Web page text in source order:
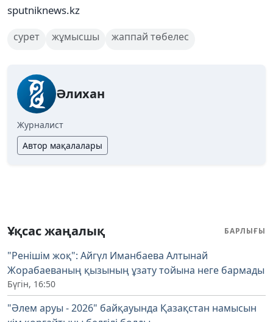
sputniknews.kz
сурет жұмысшы жаппай төбелес
Әлихан
Журналист
Автор мақалалары
Ұқсас жаңалық БАРЛЫҒЫ
"Ренішім жоқ": Айгүл Иманбаева Алтынай
Жорабаеваның қызының ұзату тойына неге бармады
Бүгін, 16:50
"Әлем аруы - 2026" байқауында Қазақстан намысын